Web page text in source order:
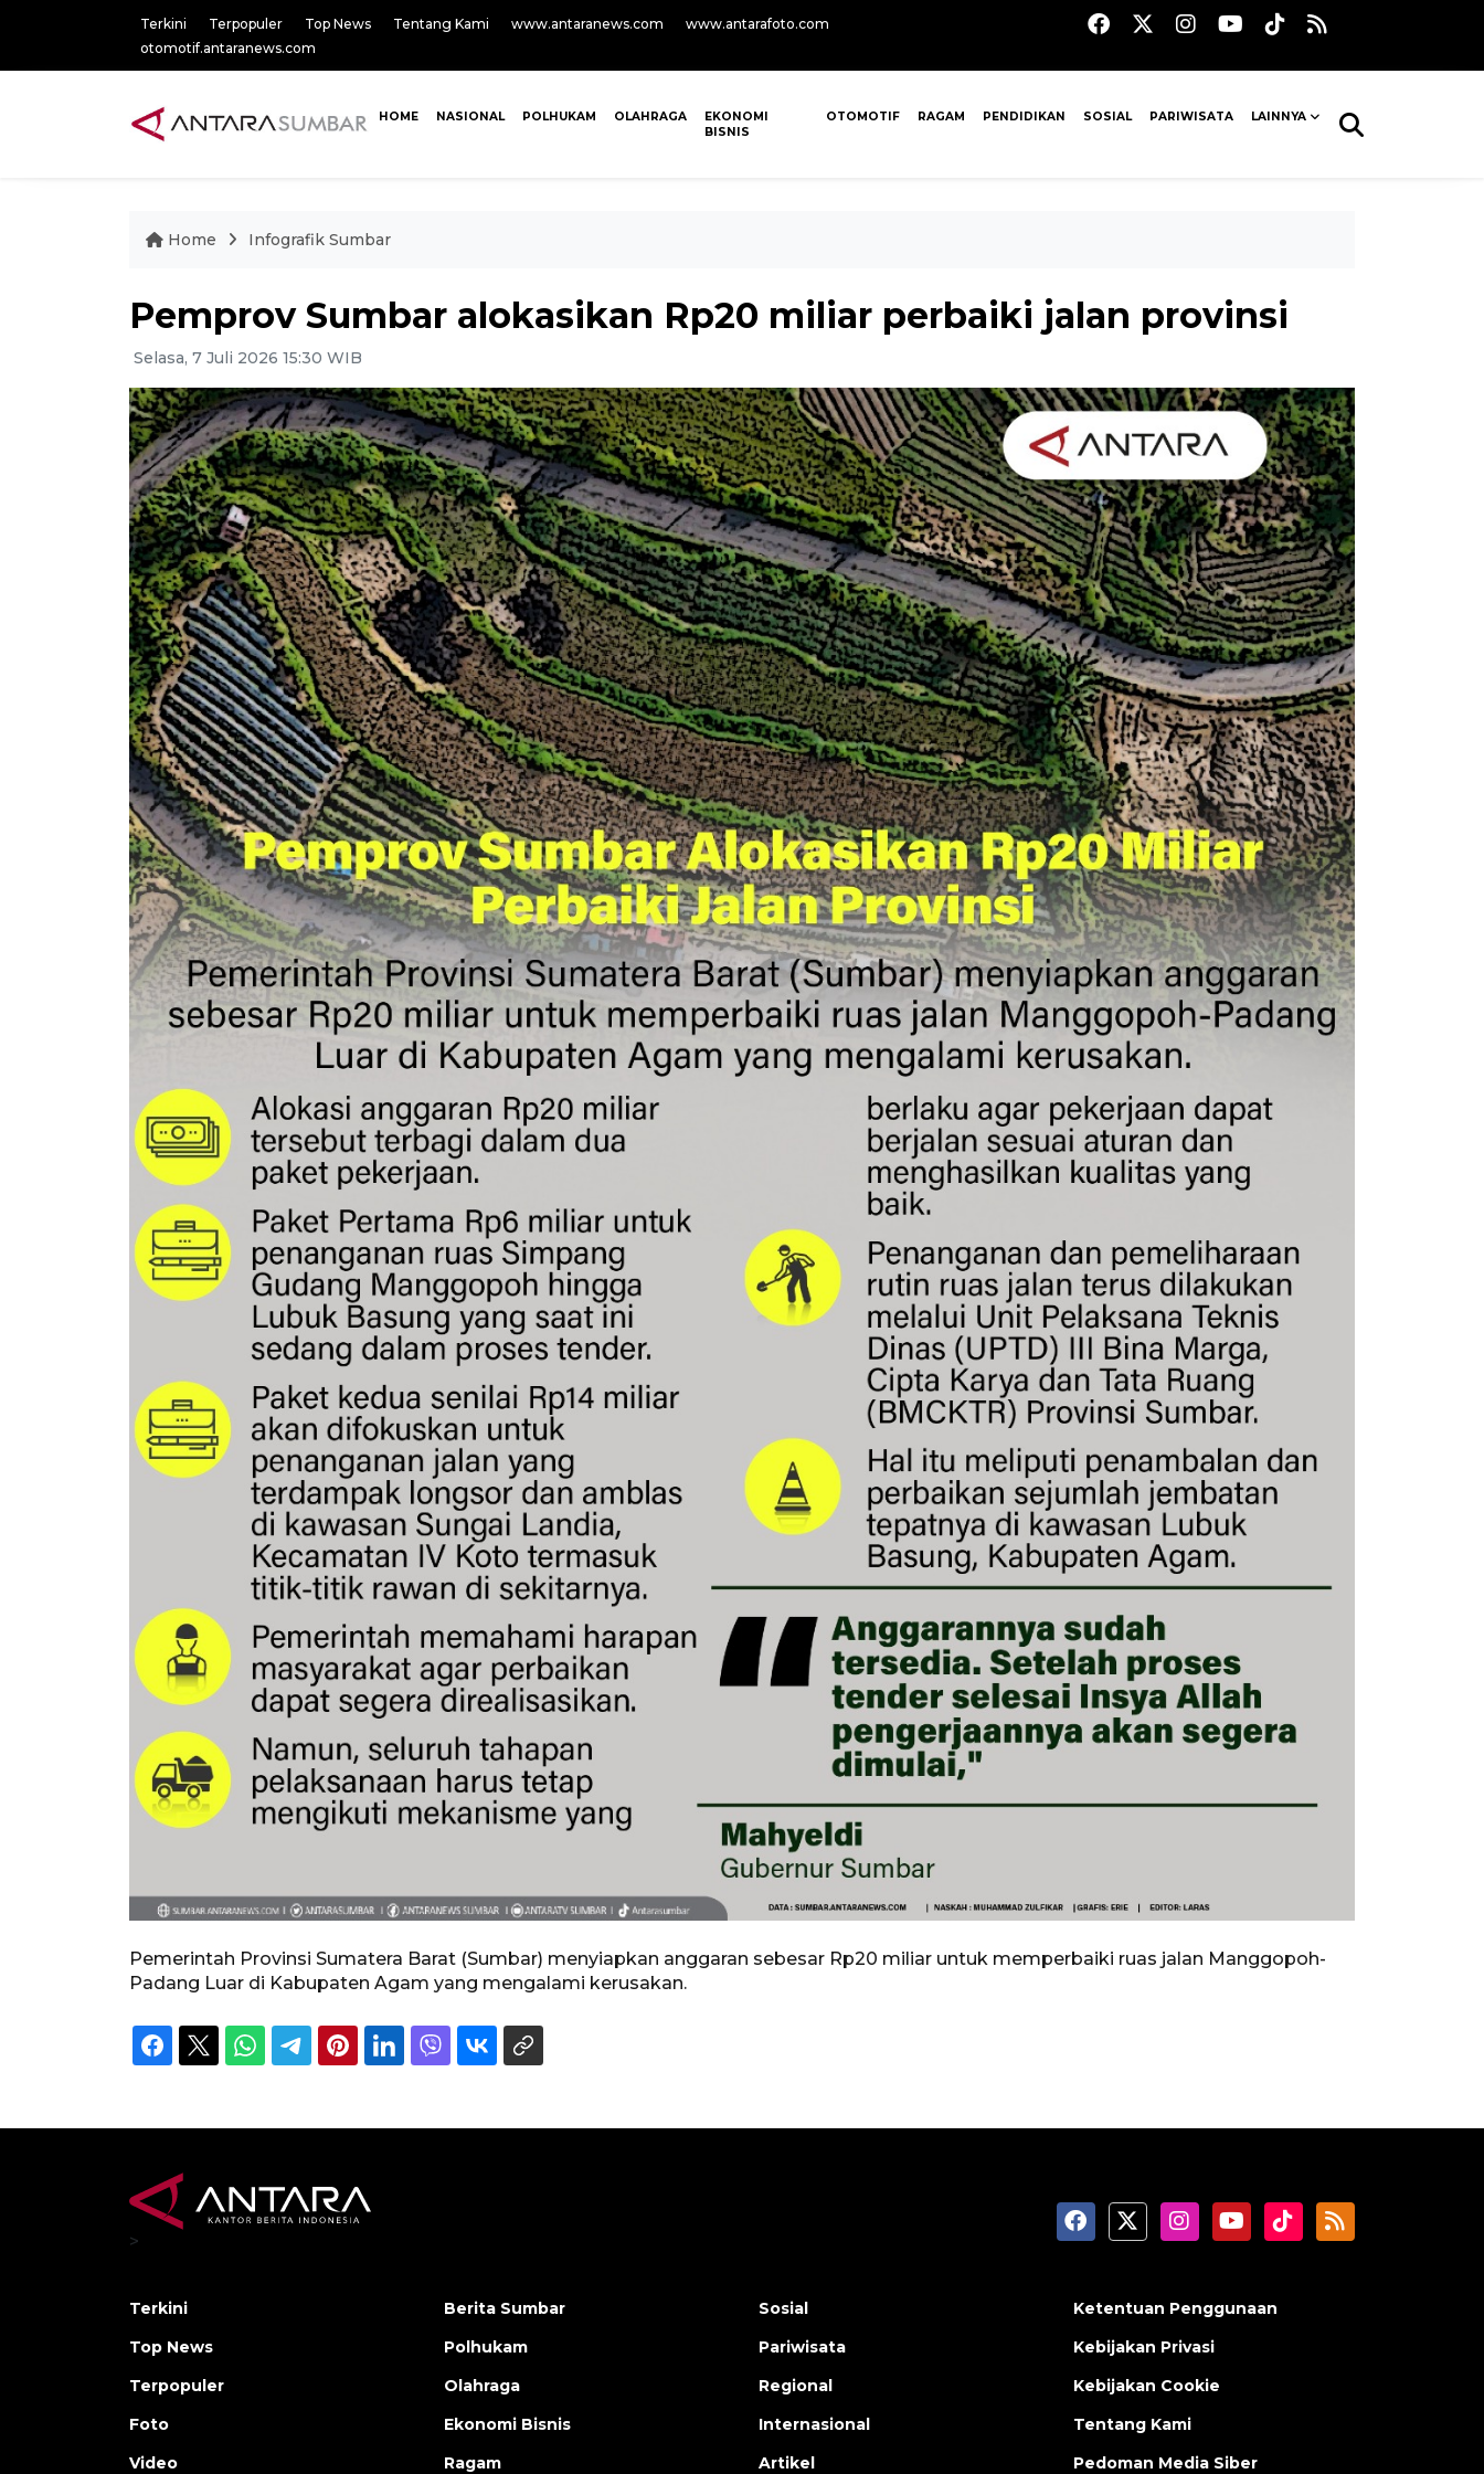
Terkini Terpopuler Top News Tentang Kami www.antaranews.com
www.antarafoto.com
otomotif.antaranews.com
HOME NASIONAL POLHUKAM OLAHRAGA
EKONOMI
BISNIS
OTOMOTIF RAGAM PENDIDIKAN SOSIAL PARIWISATA LAINNYA
Home Infografik Sumbar
Pemprov Sumbar alokasikan Rp20 miliar perbaiki jalan provinsi
Selasa, 7 Juli 2026 15:30 WIB
Pemerintah Provinsi Sumatera Barat (Sumbar) menyiapkan anggaran sebesar Rp20 miliar untuk memperbaiki ruas jalan Manggopoh-
Padang Luar di Kabupaten Agam yang mengalami kerusakan.
>
Terkini
Top News
Terpopuler
Foto
Video
Berita Sumbar
Polhukam
Olahraga
Ekonomi Bisnis
Ragam
Sosial
Pariwisata
Regional
Internasional
Artikel
Ketentuan Penggunaan
Kebijakan Privasi
Kebijakan Cookie
Tentang Kami
Pedoman Media Siber